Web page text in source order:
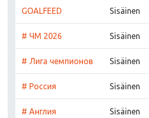
GOALFEED Sisäinen
# ЧМ 2026 Sisäinen
# Лига чемпионов Sisäinen
# Россия Sisäinen
# Англия Sisäinen